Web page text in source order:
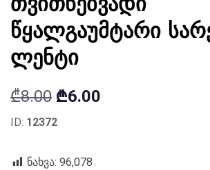
თვითწებვადი
წყალგაუმტარი
ლენტი
₾8.00 Original
price
₾8.00.
₾6.00
ID: 12372
ნახვა: 96,078